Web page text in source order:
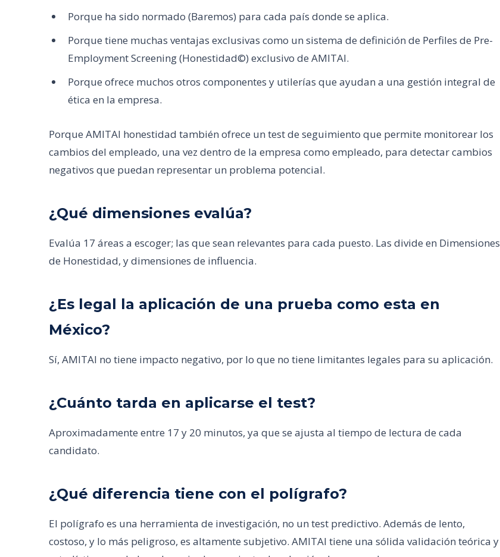
Porque ha sido normado (Baremos) para cada país donde se aplica.
Porque tiene muchas ventajas exclusivas como un sistema de definición de Perfiles de Pre-
Employment Screening (Honestidad©) exclusivo de AMITAI.
Porque ofrece muchos otros componentes y utilerías que ayudan a una gestión integral de
ética en la empresa.
Porque AMITAI honestidad también ofrece un test de seguimiento que permite monitorear los
cambios del empleado, una vez dentro de la empresa como empleado, para detectar cambios
negativos que puedan representar un problema potencial.
¿Qué dimensiones evalúa?
Evalúa 17 áreas a escoger; las que sean relevantes para cada puesto. Las divide en Dimensiones
de Honestidad, y dimensiones de influencia.
¿Es legal la aplicación de una prueba como esta en
México?
Sí, AMITAI no tiene impacto negativo, por lo que no tiene limitantes legales para su aplicación.
¿Cuánto tarda en aplicarse el test?
Aproximadamente entre 17 y 20 minutos, ya que se ajusta al tiempo de lectura de cada
candidato.
¿Qué diferencia tiene con el polígrafo?
El polígrafo es una herramienta de investigación, no un test predictivo. Además de lento,
costoso, y lo más peligroso, es altamente subjetivo. AMITAI tiene una sólida validación teórica y